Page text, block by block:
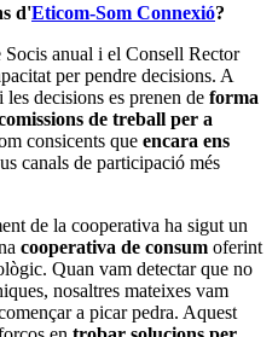
d'Eticom-Som Connexió?
anual i el Consell Rector
per pendre decisions. A
i les decisions es prenen de forma
de treball per a
consicents que encara ens
canals de participació més
de la cooperativa ha sigut un
cooperativa de consum oferint
Quan vam detectar que no
nosaltres mateixes vam
a picar pedra. Aquest